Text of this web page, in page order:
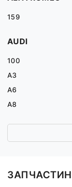
159
AUDI
100
A3
A6
A8